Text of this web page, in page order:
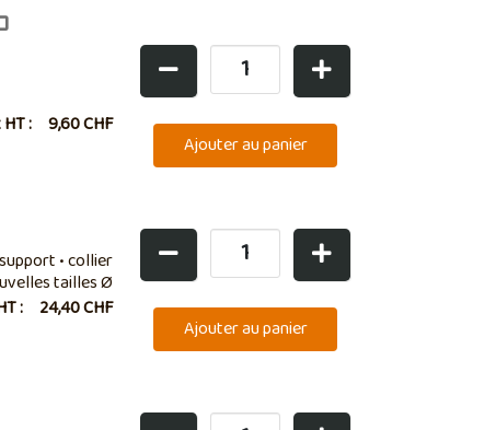
:
9,60 CHF
• collier
tailles Ø
: 24,40 CHF